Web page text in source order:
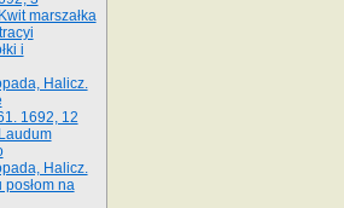
marszałka
i
Halicz.
1692, 12
Halicz.
posłom na